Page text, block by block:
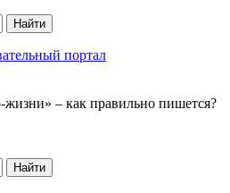
Найти
портал
– как правильно пишется?
Найти